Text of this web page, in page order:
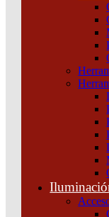
Interruptor
Unidad De
Interruptor Compact
Tmd 250 A 4 Polos